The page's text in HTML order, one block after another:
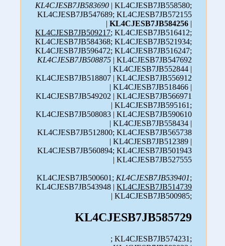
KL4CJESB7JB583690 | KL4CJESB7JB558580;
KL4CJESB7JB547689; KL4CJESB7JB572155
|KL4CJESB7JB584256 |
KL4CJESB7JB509217; KL4CJESB7JB516412;
KL4CJESB7JB584368; KL4CJESB7JB521934;
KL4CJESB7JB596472; KL4CJESB7JB516247;
KL4CJESB7JB508875 | KL4CJESB7JB547692
| KL4CJESB7JB552844 |
KL4CJESB7JB518807 | KL4CJESB7JB556912
| KL4CJESB7JB518466 |
KL4CJESB7JB549202 | KL4CJESB7JB566971
| KL4CJESB7JB595161;
KL4CJESB7JB508083 | KL4CJESB7JB590610
| KL4CJESB7JB558434 |
KL4CJESB7JB512800; KL4CJESB7JB565738
| KL4CJESB7JB512389 |
KL4CJESB7JB560894; KL4CJESB7JB501943
| KL4CJESB7JB527555
KL4CJESB7JB500601; KL4CJESB7JB539401;
KL4CJESB7JB543948 |KL4CJESB7JB514739
| KL4CJESB7JB500985;
KL4CJESB7JB585729
; KL4CJESB7JB574231;